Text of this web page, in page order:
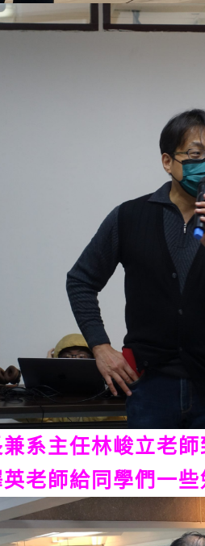
系主任林峻立老
老師給同學們一些